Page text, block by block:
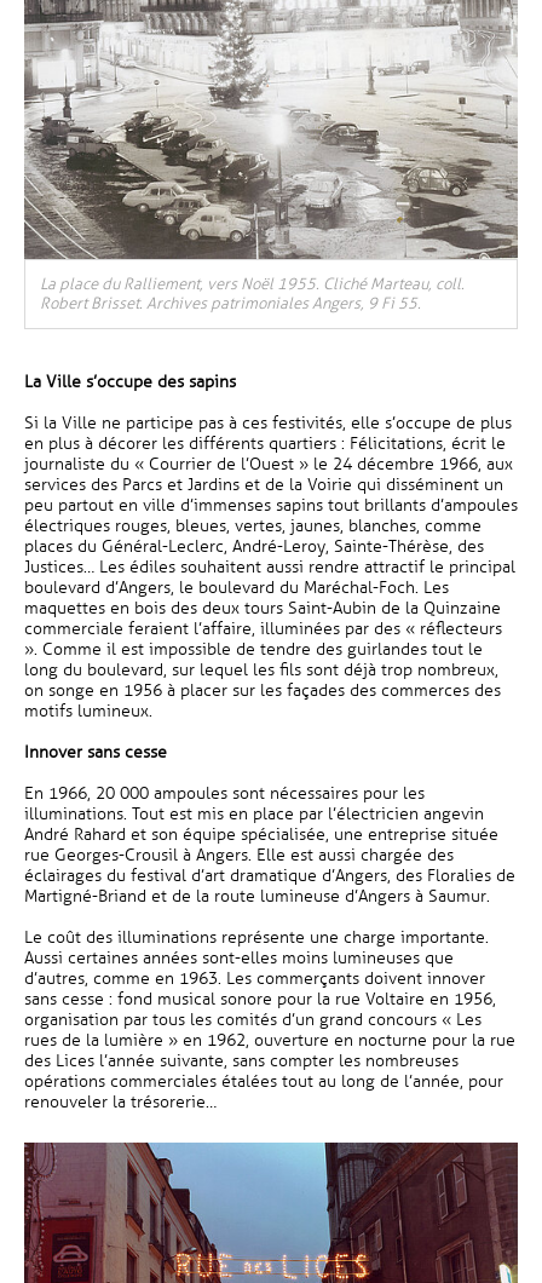
La place du Ralliement, vers Noël 1955. Cliché Marteau, coll.
Robert Brisset. Archives patrimoniales Angers, 9 Fi 55.
La Ville s’occupe des sapins
Si la Ville ne participe pas à ces festivités, elle s’occupe de plus
en plus à décorer les différents quartiers : Félicitations, écrit le
journaliste du « Courrier de l’Ouest » le 24 décembre 1966, aux
services des Parcs et Jardins et de la Voirie qui disséminent un
peu partout en ville d’immenses sapins tout brillants d’ampoules
électriques rouges, bleues, vertes, jaunes, blanches, comme
places du Général-Leclerc, André-Leroy, Sainte-Thérèse, des
Justices… Les édiles souhaitent aussi rendre attractif le principal
boulevard d’Angers, le boulevard du Maréchal-Foch. Les
maquettes en bois des deux tours Saint-Aubin de la Quinzaine
commerciale feraient l’affaire, illuminées par des « réflecteurs
». Comme il est impossible de tendre des guirlandes tout le
long du boulevard, sur lequel les fils sont déjà trop nombreux,
on songe en 1956 à placer sur les façades des commerces des
motifs lumineux.
Innover sans cesse
En 1966, 20 000 ampoules sont nécessaires pour les
illuminations. Tout est mis en place par l’électricien angevin
André Rahard et son équipe spécialisée, une entreprise située
rue Georges-Crousil à Angers. Elle est aussi chargée des
éclairages du festival d’art dramatique d’Angers, des Floralies de
Martigné-Briand et de la route lumineuse d’Angers à Saumur.
Le coût des illuminations représente une charge importante.
Aussi certaines années sont-elles moins lumineuses que
d’autres, comme en 1963. Les commerçants doivent innover
sans cesse : fond musical sonore pour la rue Voltaire en 1956,
organisation par tous les comités d’un grand concours « Les
rues de la lumière » en 1962, ouverture en nocturne pour la rue
des Lices l’année suivante, sans compter les nombreuses
opérations commerciales étalées tout au long de l’année, pour
renouveler la trésorerie…